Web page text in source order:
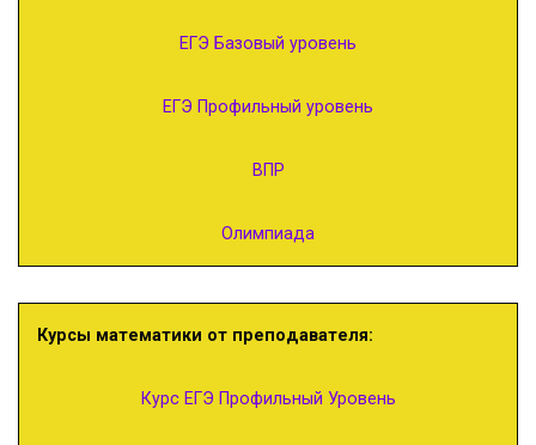
ЕГЭ Базовый уровень
ЕГЭ Профильный уровень
ВПР
Олимпиада
Курсы математики от преподавателя:
Курс ЕГЭ Профильный Уровень